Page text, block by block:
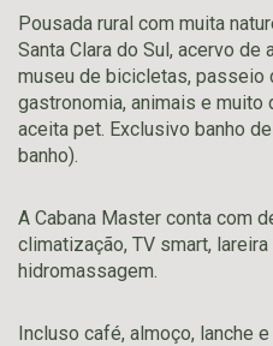
Pousada rural com muita
Santa Clara do Sul, acervo
museu de bicicletas, passeio
gastronomia, animais e muito
aceita pet. Exclusivo banho
banho).
A Cabana Master conta com
climatização, TV smart, lareira
hidromassagem.
Incluso café, almoço, lanche